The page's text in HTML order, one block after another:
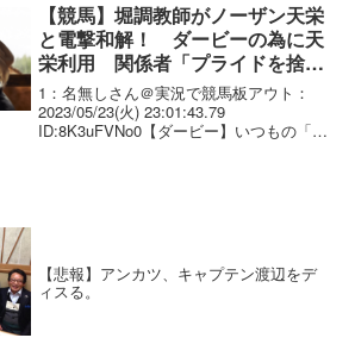
【競馬】堀調教師がノーザン天栄
と電撃和解！ ダービーの為に天
栄利用 関係者「プライドを捨て
た決死の采配」
1：名無しさん＠実況で競馬板アウト：
2023/05/23(火) 23:01:43.79
ID:8K3uFVNo0【ダービー】いつもの「し
【悲報】アンカツ、キャプテン渡辺をデ
ィスる。